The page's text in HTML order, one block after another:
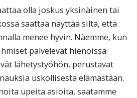
olla joskus yksinäinen tai
saattaa näyttää siltä, että
menee hyvin. Näemme, kun
palvelevat hienoissa
lähetystyöhön, perustavat
uskollisesta elämästään.
upeita asioita, saatamme